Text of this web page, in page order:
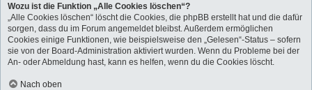
Wozu ist die Funktion „Alle Cookies löschen“?
„Alle Cookies löschen“ löscht die Cookies, die phpBB erstellt hat und die dafür
sorgen, dass du im Forum angemeldet bleibst. Außerdem ermöglichen
Cookies einige Funktionen, wie beispielsweise den „Gelesen“-Status – sofern
sie von der Board-Administration aktiviert wurden. Wenn du Probleme bei der
An- oder Abmeldung hast, kann es helfen, wenn du die Cookies löscht.
Nach oben